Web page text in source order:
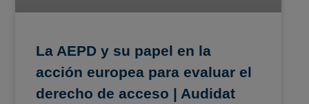
La AEPD y su papel en la
acción europea para evaluar el
derecho de acceso | Audidat